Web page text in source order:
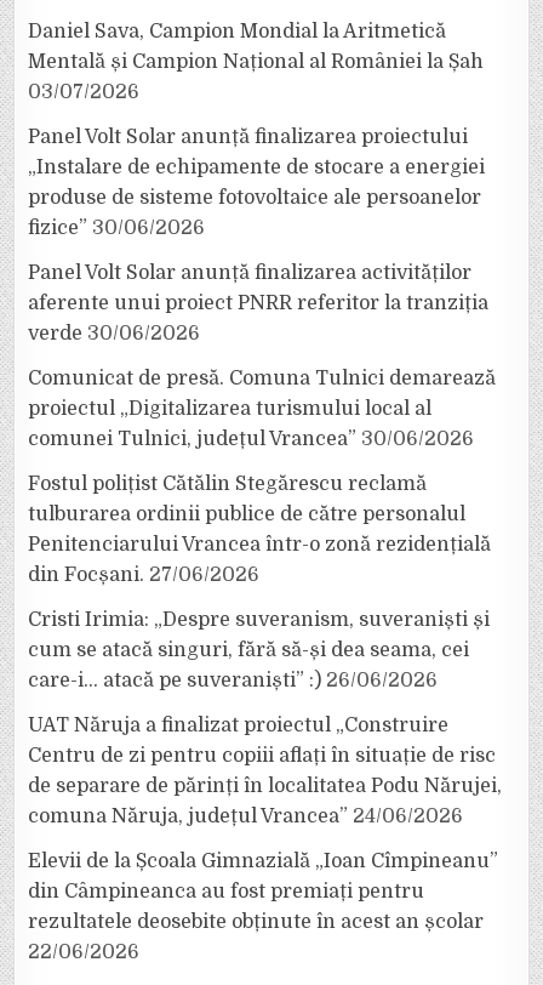
Daniel Sava, Campion Mondial la Aritmetică
Mentală și Campion Național al României la Șah
03/07/2026
Panel Volt Solar anunță finalizarea proiectului
„Instalare de echipamente de stocare a energiei
produse de sisteme fotovoltaice ale persoanelor
fizice” 30/06/2026
Panel Volt Solar anunță finalizarea activităților
aferente unui proiect PNRR referitor la tranziția
verde 30/06/2026
Comunicat de presă. Comuna Tulnici demarează
proiectul „Digitalizarea turismului local al
comunei Tulnici, județul Vrancea” 30/06/2026
Fostul polițist Cătălin Stegărescu reclamă
tulburarea ordinii publice de către personalul
Penitenciarului Vrancea într-o zonă rezidențială
din Focșani. 27/06/2026
Cristi Irimia: „Despre suveranism, suveraniști și
cum se atacă singuri, fără să-și dea seama, cei
care-i… atacă pe suveraniști” :) 26/06/2026
UAT Năruja a finalizat proiectul „Construire
Centru de zi pentru copiii aflați în situație de risc
de separare de părinți în localitatea Podu Nărujei,
comuna Năruja, județul Vrancea” 24/06/2026
Elevii de la Școala Gimnazială „Ioan Cîmpineanu”
din Câmpineanca au fost premiați pentru
rezultatele deosebite obținute în acest an școlar
22/06/2026